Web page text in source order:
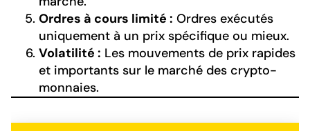
Ordres à cours limité : Ordres exécutés
uniquement à un prix spécifique ou mieux.
Volatilité : Les mouvements de prix rapides
et importants sur le marché des crypto-
monnaies.